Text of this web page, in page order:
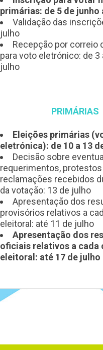
primárias: de 5 de junho
Validação das
julho
Recepção por correio
para voto eletrónico: de 3
julho
PRIMÁRIAS
Eleições primárias
eletrónica): de 10 a 13
Decisão sobre
requerimentos, protestos
reclamações recebidos
da votação: 13 de julho
Apresentação dos
provisórios relativos a
eleitoral: até 11 de julho
Apresentação dos
oficiais relativos a cada
eleitoral: até 17 de julho